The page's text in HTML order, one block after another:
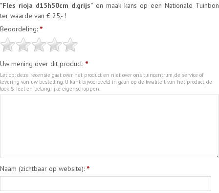
"Fles rioja d15h50cm d.grijs" en maak kans op een Nationale Tuinbon
ter waarde van € 25,- !
Beoordeling: *
Uw mening over dit product: *
Let op: deze recensie gaat over het product en niet over ons tuincentrum, de service of
levering van uw bestelling. U kunt bijvoorbeeld in gaan op de kwaliteit van het product, de
look & feel en belangrijke eigenschappen.
Naam (zichtbaar op website): *